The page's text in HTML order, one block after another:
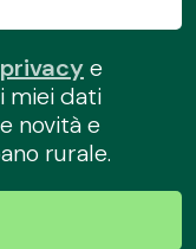
e
miei dati
novità e
rurale.